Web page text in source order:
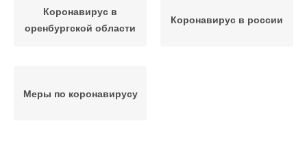
Коронавирус в
оренбургской области
Коронавирус в россии
Меры по коронавирусу